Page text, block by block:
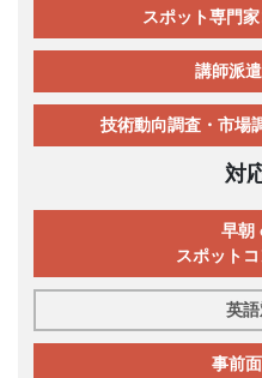
スポット専門
講師派
技術動向調査・市場
対
早朝
スポット
英
事前